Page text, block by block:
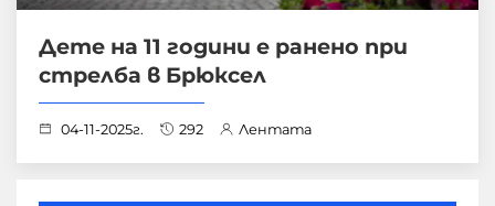
Дете на 11 години е ранено при
стрелба в Брюксел
04-11-2025г. 292 Лентата